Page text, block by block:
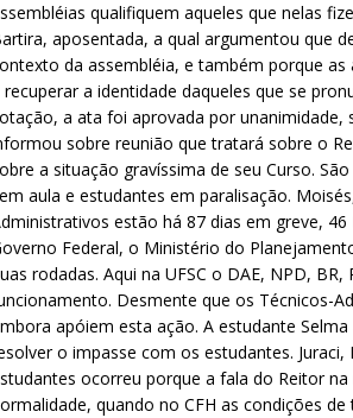
qualifiquem aqueles que nelas
aposentada, a qual argumentou que
da assembléia, e também porque
recuperar a identidade daqueles que se
a ata foi aprovada por
sobre reunião que tratará sobre o
a situação gravíssima de seu Curso.
aula e estudantes em paralisação.
estão há 87 dias em greve,
Federal, o Ministério do
rodadas. Aqui na UFSC o DAE, NPD,
Desmente que os Técnicos-
apóiem esta ação. A estudante
o impasse com os estudantes.
ocorreu porque a fala do Reitor
quando no CFH as condições